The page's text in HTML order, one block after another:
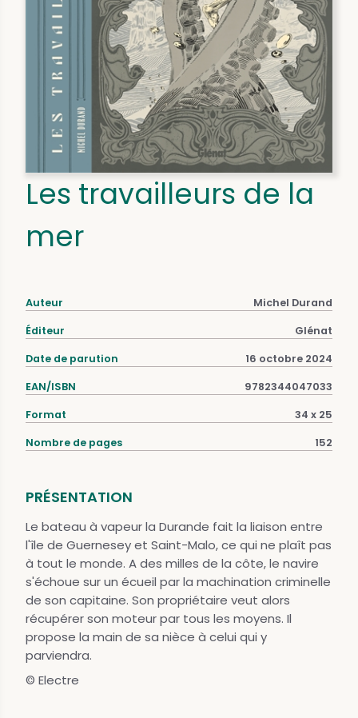
Les travailleurs de la
mer
Auteur Michel Durand
Éditeur Glénat
Date de parution 16 octobre 2024
EAN/ISBN 9782344047033
Format 34 x 25
Nombre de pages 152
PRÉSENTATION
Le bateau à vapeur la Durande fait la liaison entre
l'île de Guernesey et Saint-Malo, ce qui ne plaît pas
à tout le monde. A des milles de la côte, le navire
s'échoue sur un écueil par la machination criminelle
de son capitaine. Son propriétaire veut alors
récupérer son moteur par tous les moyens. Il
propose la main de sa nièce à celui qui y
parviendra.
© Electre